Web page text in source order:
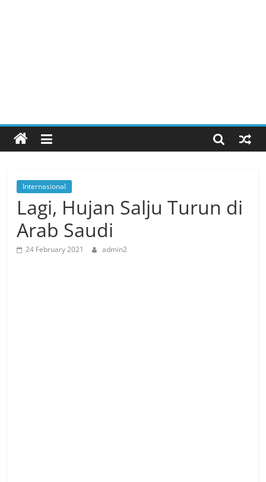
Internasional
Lagi, Hujan Salju Turun di
Arab Saudi
24 February 2021 admin2